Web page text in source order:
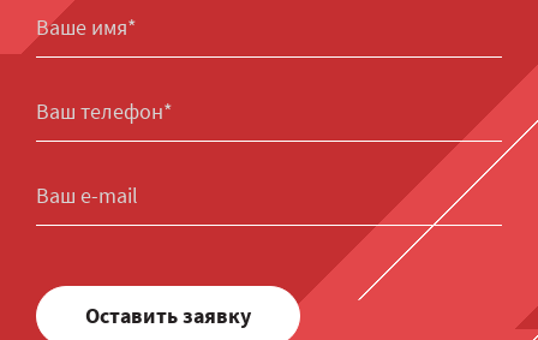
Оставить заявку